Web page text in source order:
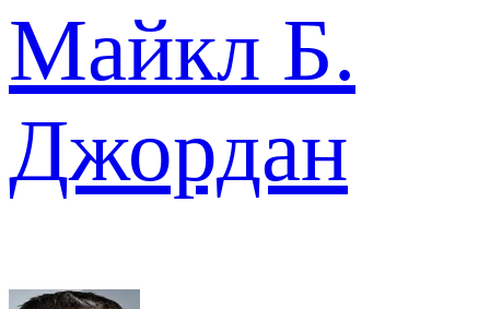
Майкл Б.
Джордан